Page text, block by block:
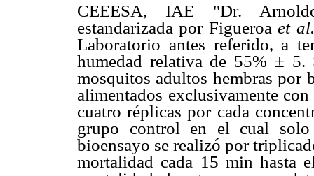
CEEESA, IAE "Dr.
estandarizada por Figueroaet al.
Laboratorio antes referido, a
humedad relativa de 55% ± 5.
mosquitos adultos hembras por
alimentados exclusivamente
cuatro réplicas por cada
grupo control en el cual
bioensayo se realizó por
mortalidad cada 15 min hasta